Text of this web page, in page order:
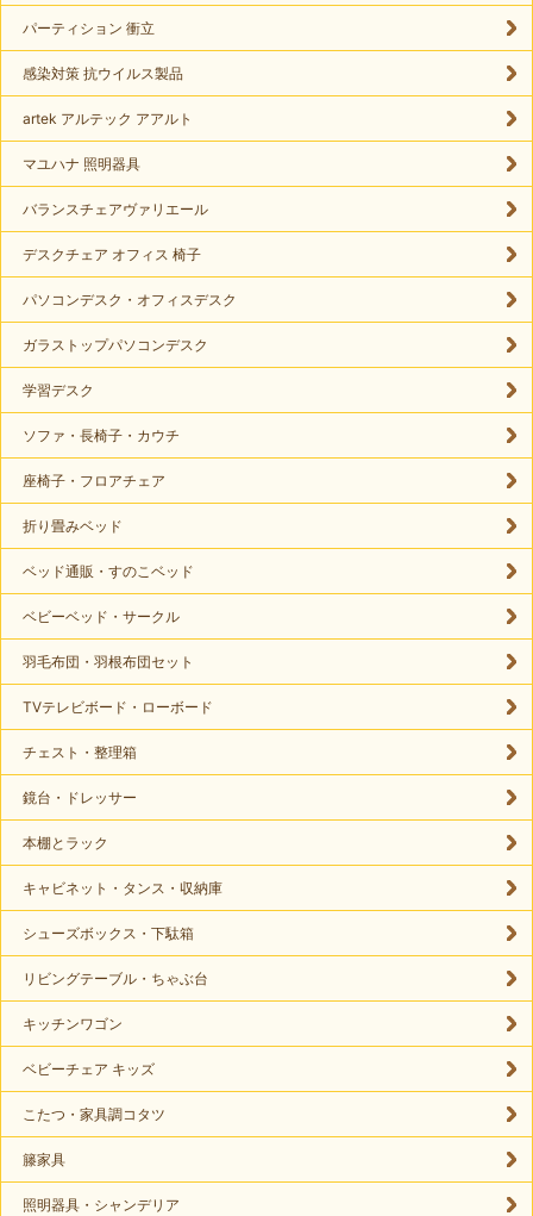
パーティション 衝立
感染対策 抗ウイルス製品
artek アルテック アアルト
マユハナ 照明器具
バランスチェアヴァリエール
デスクチェア オフィス 椅子
パソコンデスク・オフィスデスク
ガラストップパソコンデスク
学習デスク
ソファ・長椅子・カウチ
座椅子・フロアチェア
折り畳みベッド
ベッド通販・すのこベッド
ベビーベッド・サークル
羽毛布団・羽根布団セット
TVテレビボード・ローボード
チェスト・整理箱
鏡台・ドレッサー
本棚とラック
キャビネット・タンス・収納庫
シューズボックス・下駄箱
リビングテーブル・ちゃぶ台
キッチンワゴン
ベビーチェア キッズ
こたつ・家具調コタツ
籐家具
照明器具・シャンデリア